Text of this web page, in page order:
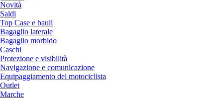
Novità
Saldi
Top Case e bauli
Bagaglio laterale
Bagaglio morbido
Caschi
Protezione e visibilità
Navigazione e comunicazione
Equipaggiamento del motociclista
Outlet
Marche